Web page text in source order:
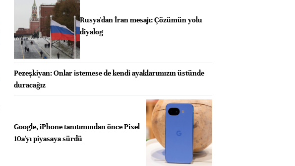
Rusya'dan İran mesajı: Çözümün yolu
diyalog
Pezeşkiyan: Onlar istemese de kendi ayaklarımızın üstünde
duracağız
Google, iPhone tanıtımından önce Pixel
10a'yı piyasaya sürdü